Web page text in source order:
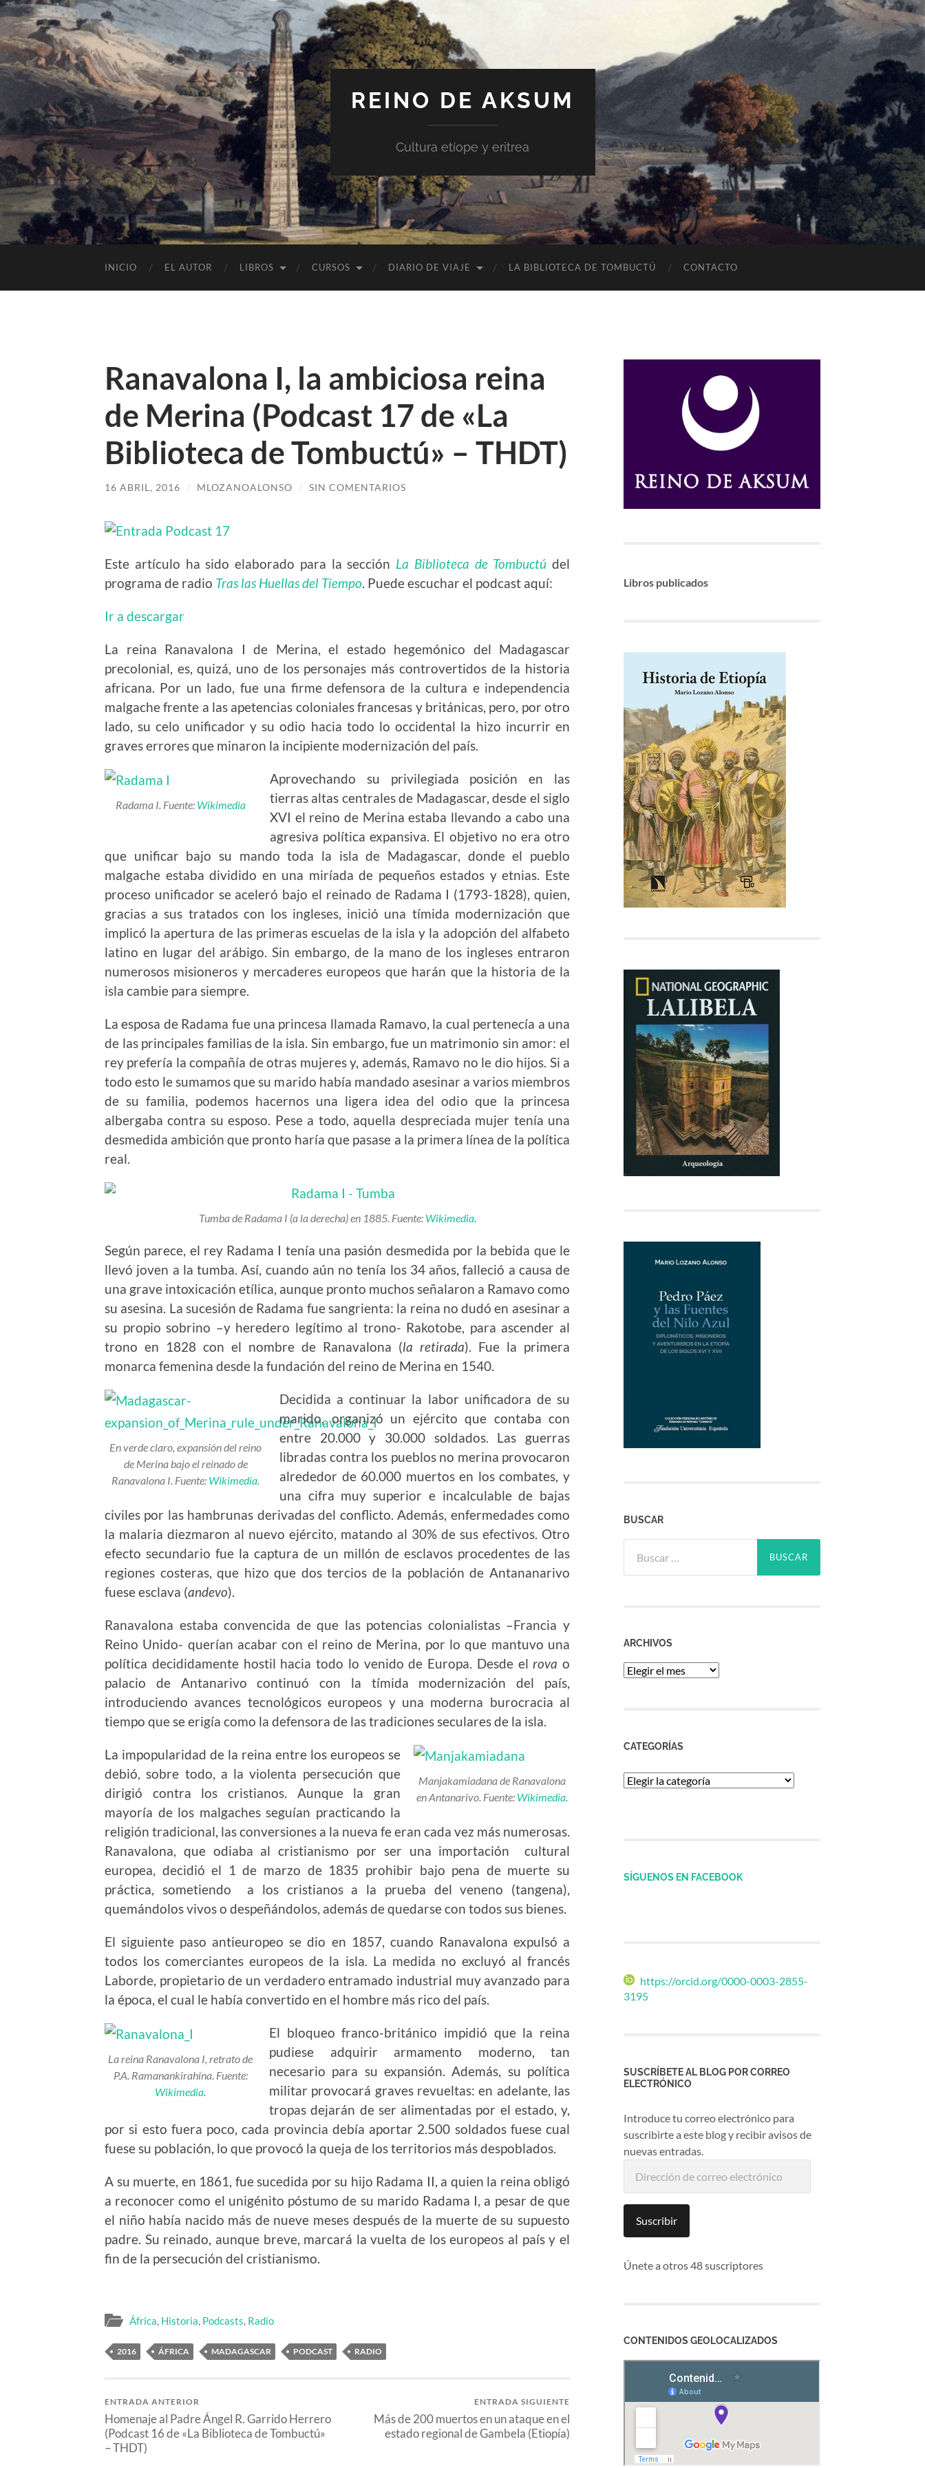
REINO DE AKSUM
Cultura etíope y eritrea
INICIO EL AUTOR LIBROS CURSOS DIARIO DE VIAJE LA BIBLIOTECA DE TOMBUCTÚ CONTACTO
Ranavalona I, la ambiciosa reina
de Merina (Podcast 17 de «La
Biblioteca de Tombuctú» – THDT)
16 ABRIL, 2016 / MLOZANOALONSO / SIN COMENTARIOS
Este artículo ha sido elaborado para la sección La Biblioteca de Tombuctú del
programa de radio Tras las Huellas del Tiempo . Puede escuchar el podcast aquí:
Ir a descargar
La reina Ranavalona I de Merina, el estado hegemónico del Madagascar
precolonial, es, quizá, uno de los personajes más controvertidos de la historia
africana. Por un lado, fue una firme defensora de la cultura e independencia
malgache frente a las apetencias coloniales francesas y británicas, pero, por otro
lado, su celo unificador y su odio hacia todo lo occidental la hizo incurrir en
graves errores que minaron la incipiente modernización del país.
Radama I. Fuente: Wikimedia
Aprovechando su privilegiada posición en las
tierras altas centrales de Madagascar, desde el siglo
XVI el reino de Merina estaba llevando a cabo una
agresiva política expansiva. El objetivo no era otro
que unificar bajo su mando toda la isla de Madagascar, donde el pueblo
malgache estaba dividido en una miríada de pequeños estados y etnias. Este
proceso unificador se aceleró bajo el reinado de Radama I (1793-1828), quien,
gracias a sus tratados con los ingleses, inició una tímida modernización que
implicó la apertura de las primeras escuelas de la isla y la adopción del alfabeto
latino en lugar del arábigo. Sin embargo, de la mano de los ingleses entraron
numerosos misioneros y mercaderes europeos que harán que la historia de la
isla cambie para siempre.
La esposa de Radama fue una princesa llamada Ramavo, la cual pertenecía a una
de las principales familias de la isla. Sin embargo, fue un matrimonio sin amor: el
rey prefería la compañía de otras mujeres y, además, Ramavo no le dio hijos. Si a
todo esto le sumamos que su marido había mandado asesinar a varios miembros
de su familia, podemos hacernos una ligera idea del odio que la princesa
albergaba contra su esposo. Pese a todo, aquella despreciada mujer tenía una
desmedida ambición que pronto haría que pasase a la primera línea de la política
real.
Tumba de Radama I (a la derecha) en 1885. Fuente: Wikimedia.
Según parece, el rey Radama I tenía una pasión desmedida por la bebida que le
llevó joven a la tumba. Así, cuando aún no tenía los 34 años, falleció a causa de
una grave intoxicación etílica, aunque pronto muchos señalaron a Ramavo como
su asesina. La sucesión de Radama fue sangrienta: la reina no dudó en asesinar a
su propio sobrino –y heredero legítimo al trono- Rakotobe, para ascender al
trono en 1828 con el nombre de Ranavalona (la retirada). Fue la primera
monarca femenina desde la fundación del reino de Merina en 1540.
En verde claro, expansión del reino
de Merina bajo el reinado de
Ranavalona I. Fuente: Wikimedia
Decidida a continuar la labor unificadora de su
marido, organizó un ejército que contaba con
entre 20.000 y 30.000 soldados. Las guerras
libradas contra los pueblos no merina provocaron
alrededor de 60.000 muertos en los combates, y
una cifra muy superior e incalculable de bajas
civiles por las hambrunas derivadas del conflicto. Además, enfermedades como
la malaria diezmaron al nuevo ejército, matando al 30% de sus efectivos. Otro
efecto secundario fue la captura de un millón de esclavos procedentes de las
regiones costeras, que hizo que dos tercios de la población de Antananarivo
fuese esclava (andevo).
Ranavalona estaba convencida de que las potencias colonialistas –Francia y
Reino Unido- querían acabar con el reino de Merina, por lo que mantuvo una
política decididamente hostil hacia todo lo venido de Europa. Desde el rova o
palacio de Antanarivo continuó con la tímida modernización del país,
introduciendo avances tecnológicos europeos y una moderna burocracia al
tiempo que se erigía como la defensora de las tradiciones seculares de la isla.
Manjakamiadana de Ranavalona
en Antanarivo. Fuente: Wikimedia.
La impopularidad de la reina entre los europeos se
debió, sobre todo, a la violenta persecución que
dirigió contra los cristianos. Aunque la gran
mayoría de los malgaches seguían practicando la
religión tradicional, las conversiones a la nueva fe eran cada vez más numerosas.
Ranavalona, que odiaba al cristianismo por ser una importación cultural
europea, decidió el 1 de marzo de 1835 prohibir bajo pena de muerte su
práctica, sometiendo a los cristianos a la prueba del veneno (tangena),
quemándolos vivos o despeñándolos, además de quedarse con todos sus bienes.
El siguiente paso antieuropeo se dio en 1857, cuando Ranavalona expulsó a
todos los comerciantes europeos de la isla. La medida no excluyó al francés
Laborde, propietario de un verdadero entramado industrial muy avanzado para
la época, el cual le había convertido en el hombre más rico del país.
La reina Ranavalona I, retrato de
P.A. Ramanankirahina. Fuente:
Wikimedia
El bloqueo franco-británico impidió que la reina
pudiese adquirir armamento moderno, tan
necesario para su expansión. Además, su política
militar provocará graves revueltas: en adelante, las
tropas dejarán de ser alimentadas por el estado, y,
por si esto fuera poco, cada provincia debía aportar 2.500 soldados fuese cual
fuese su población, lo que provocó la queja de los territorios más despoblados.
A su muerte, en 1861, fue sucedida por su hijo Radama II, a quien la reina obligó
a reconocer como el unigénito póstumo de su marido Radama I, a pesar de que
el niño había nacido más de nueve meses después de la muerte de su supuesto
padre. Su reinado, aunque breve, marcará la vuelta de los europeos al país y el
fin de la persecución del cristianismo.
África, Historia, Podcasts, Radio
2016 ÁFRICA MADAGASCAR PODCAST RADIO
ENTRADA ANTERIOR
Homenaje al Padre Ángel R. Garrido Herrero
(Podcast 16 de «La Biblioteca de Tombuctú»
– THDT)
ENTRADA SIGUIENTE
Más de 200 muertos en un ataque en el
estado regional de Gambela (Etiopía)
Libros publicados
BUSCAR
ARCHIVOS
Archivos
CATEGORÍAS
Categorías
SÍGUENOS EN FACEBOOK
https://orcid.org/0000-0003-2855-
3195
SUSCRÍBETE AL BLOG POR CORREO
ELECTRÓNICO
Introduce tu correo electrónico para
suscribirte a este blog y recibir avisos de
nuevas entradas.
electrónico
Suscribir
Únete a otros 48 suscriptores
CONTENIDOS GEOLOCALIZADOS